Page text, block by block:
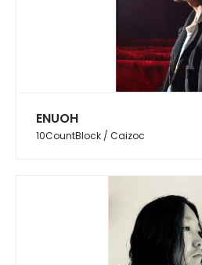
ENUOH
10CountBlock / Caizoc